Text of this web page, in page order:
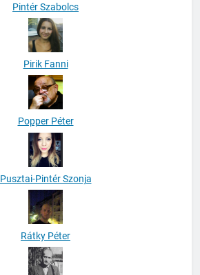
Pintér Szabolcs
Pirik Fanni
Popper Péter
Pusztai-Pintér Szonja
Rátky Péter